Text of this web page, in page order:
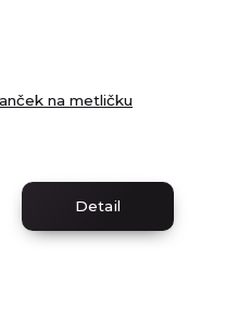
na metličku
Detail